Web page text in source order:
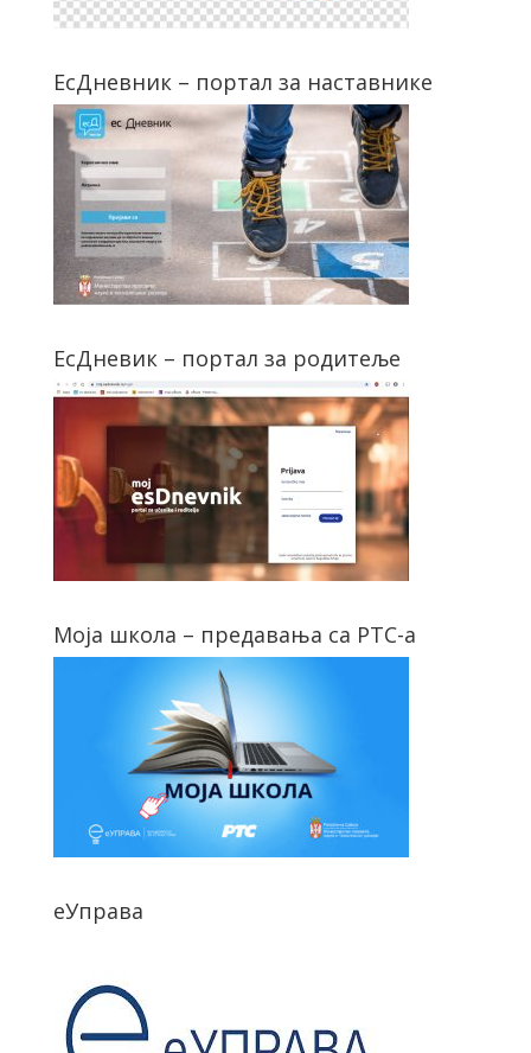
ЕсДневник – портал за наставнике
ЕсДневик – портал за родитеље
Моја школа – предавања са РТС-а
еУправа